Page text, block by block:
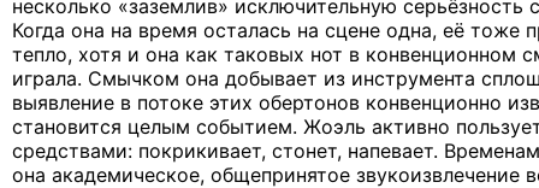
несколько «заземлив» исключительную серьёзность
Когда она на время осталась на сцене одна, её тоже
тепло, хотя и она как таковых нот в конвенционном
играла. Смычком она добывает из инструмента
выявление в потоке этих обертонов конвенционно
становится целым событием. Жоэль активно
средствами: покрикивает, стонет, напевает.
она академическое, общепринятое звукоизвлечение